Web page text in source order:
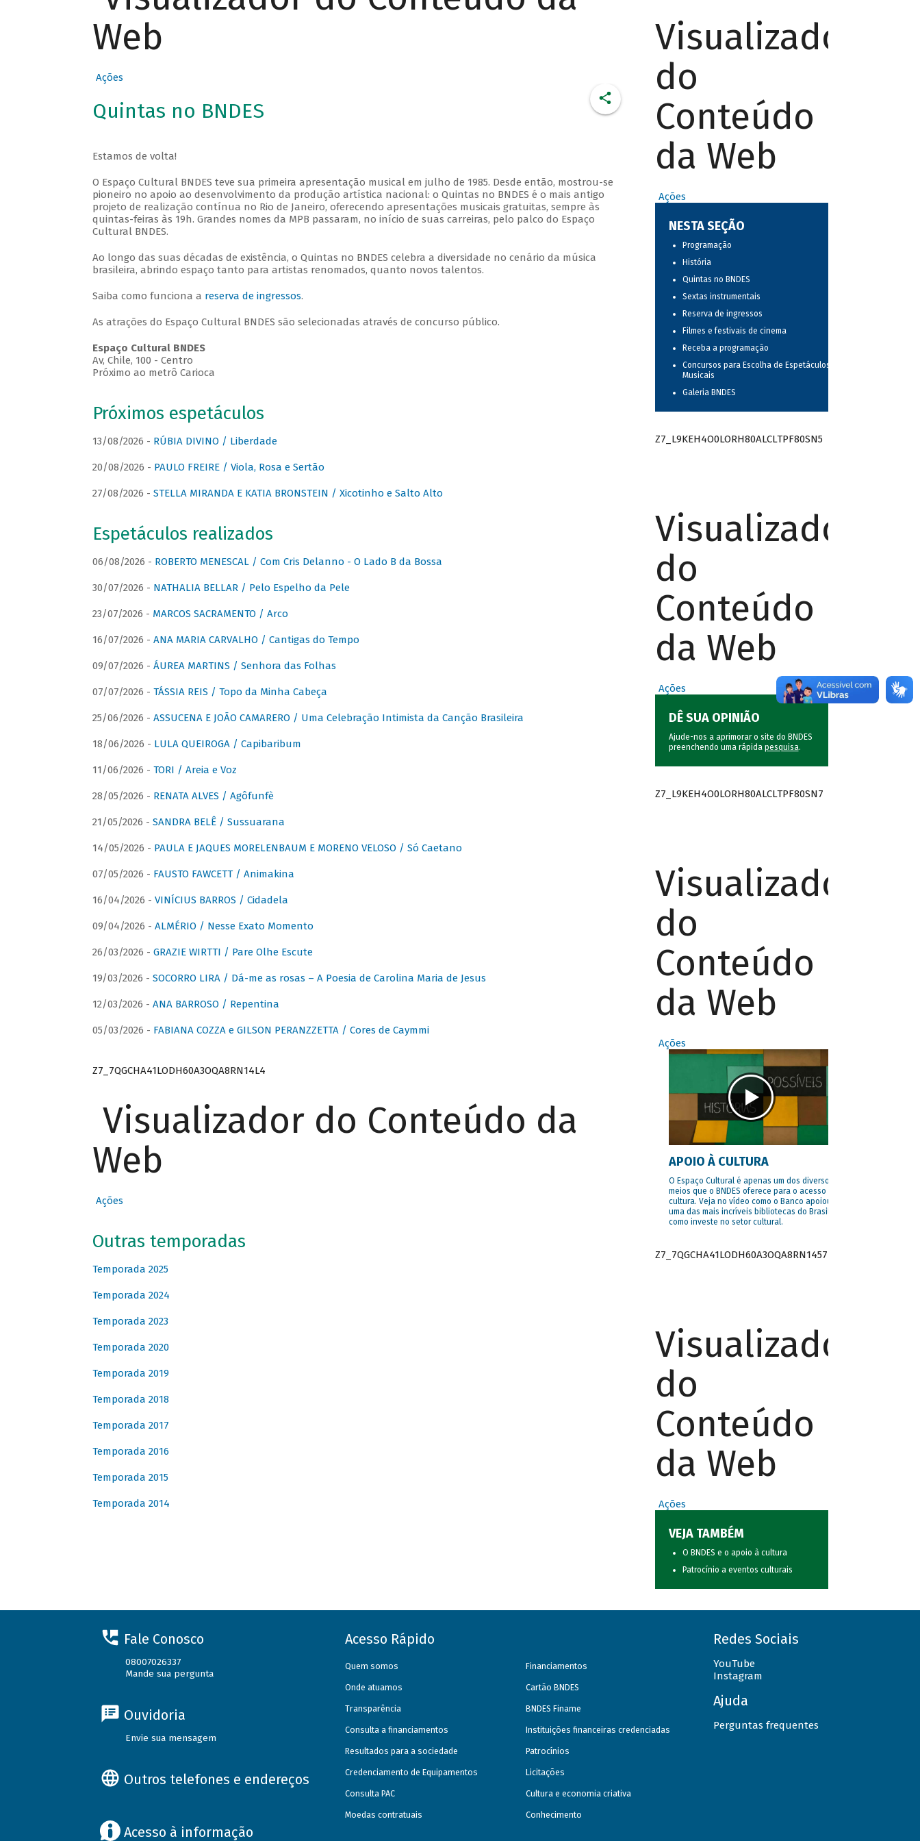
Web
Ações
Quintas no BNDES
Estamos de volta!
O Espaço Cultural BNDES teve sua primeira apresentação musical em julho de 1985. Desde então, mostrou-se
pioneiro no apoio ao desenvolvimento da produção artística nacional: o Quintas no BNDES é o mais antigo
projeto de realização contínua no Rio de Janeiro, oferecendo apresentações musicais gratuitas, sempre às
quintas-feiras às 19h. Grandes nomes da MPB passaram, no início de suas carreiras, pelo palco do Espaço
Cultural BNDES.
Ao longo das suas décadas de existência, o Quintas no BNDES celebra a diversidade no cenário da música
brasileira, abrindo espaço tanto para artistas renomados, quanto novos talentos.
Saiba como funciona a reserva de ingressos.
As atrações do Espaço Cultural BNDES são selecionadas através de concurso público.
Espaço Cultural BNDES
Av, Chile, 100 - Centro
Próximo ao metrô Carioca
Próximos espetáculos
13/08/2026 - RÚBIA DIVINO / Liberdade
20/08/2026 - PAULO FREIRE / Viola, Rosa e Sertão
27/08/2026 - STELLA MIRANDA E KATIA BRONSTEIN / Xicotinho e Salto Alto
Espetáculos realizados
06/08/2026 - ROBERTO MENESCAL / Com Cris Delanno - O Lado B da Bossa
30/07/2026 - NATHALIA BELLAR / Pelo Espelho da Pele
23/07/2026 - MARCOS SACRAMENTO / Arco
16/07/2026 - ANA MARIA CARVALHO / Cantigas do Tempo
09/07/2026 - ÁUREA MARTINS / Senhora das Folhas
07/07/2026 - TÁSSIA REIS / Topo da Minha Cabeça
25/06/2026 - ASSUCENA E JOÃO CAMARERO / Uma Celebração Intimista da Canção Brasileira
18/06/2026 - LULA QUEIROGA / Capibaribum
11/06/2026 - TORI / Areia e Voz
28/05/2026 - RENATA ALVES / Agôfunfè
21/05/2026 - SANDRA BELÊ / Sussuarana
14/05/2026 - PAULA E JAQUES MORELENBAUM E MORENO VELOSO / Só Caetano
07/05/2026 - FAUSTO FAWCETT / Animakina
16/04/2026 - VINÍCIUS BARROS / Cidadela
09/04/2026 - ALMÉRIO / Nesse Exato Momento
26/03/2026 - GRAZIE WIRTTI / Pare Olhe Escute
19/03/2026 - SOCORRO LIRA / Dá-me as rosas – A Poesia de Carolina Maria de Jesus
12/03/2026 - ANA BARROSO / Repentina
05/03/2026 - FABIANA COZZA e GILSON PERANZZETTA / Cores de Caymmi
Z7_7QGCHA41LODH60A3OQA8RN14L4
Visualizador do Conteúdo da
Web
Ações
Outras temporadas
Temporada 2025
Temporada 2024
Temporada 2023
Temporada 2020
Temporada 2019
Temporada 2018
Temporada 2017
Temporada 2016
Temporada 2015
Temporada 2014
Visualizador
do
Conteúdo
da Web
Ações
NESTA SEÇÃO
Programação
História
Quintas no BNDES
Sextas instrumentais
Reserva de ingressos
Filmes e festivais de cinema
Receba a programação
Concursos para Escolha de Espetáculos
Musicais
Galeria BNDES
Z7_L9KEH4O0LORH80ALCLTPF80SN5
Visualizador
do
Conteúdo
da Web
Ações
DÊ SUA OPINIÃO
Ajude-nos a aprimorar o site do BNDES
preenchendo uma rápida pesquisa.
Z7_L9KEH4O0LORH80ALCLTPF80SN7
Visualizador
do
Conteúdo
da Web
Ações
APOIO À CULTURA
O Espaço Cultural é apenas um dos diversos
meios que o BNDES oferece para o acesso à
cultura. Veja no vídeo como o Banco apoiou
uma das mais incríveis bibliotecas do Brasil e
como investe no setor cultural.
Z7_7QGCHA41LODH60A3OQA8RN1457
Visualizador
do
Conteúdo
da Web
Ações
VEJA TAMBÉM
O BNDES e o apoio à cultura
Patrocínio a eventos culturais
Fale Conosco
08007026337
Mande sua pergunta
Ouvidoria
Envie sua mensagem
Outros telefones e endereços
Acesso à informação
Acesso Rápido
Quem somos
Onde atuamos
Transparência
Consulta a financiamentos
Resultados para a sociedade
Credenciamento de Equipamentos
Consulta PAC
Moedas contratuais
Financiamentos
Cartão BNDES
BNDES Finame
Instituições financeiras credenciadas
Patrocínios
Licitações
Cultura e economia criativa
Conhecimento
Redes Sociais
YouTube
Instagram
Ajuda
Perguntas frequentes